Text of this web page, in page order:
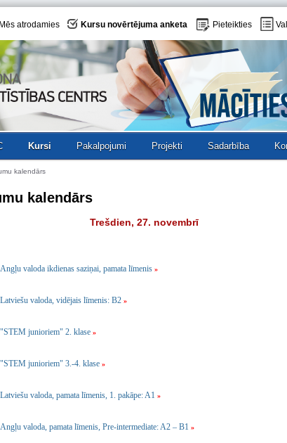
Mēs atrodamies Kursu novērtējuma anketa Pieteikties
Kursi Pakalpojumi Projekti Sadarbība
kalendārs
kalendārs
Trešdien, 27. novembrī
Angļu valoda ikdienas saziņai, pamata līmenis »
Latviešu valoda, vidējais līmenis: B2 »
"STEM junioriem" 2. klase »
"STEM junioriem" 3.-4. klase »
Latviešu valoda, pamata līmenis, 1. pakāpe: A1 »
Angļu valoda, pamata līmenis, Pre-intermediate: A2 – B1 »